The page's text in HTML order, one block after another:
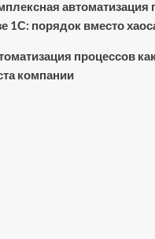
автоматизация
1С: порядок вместо
процессов
компании